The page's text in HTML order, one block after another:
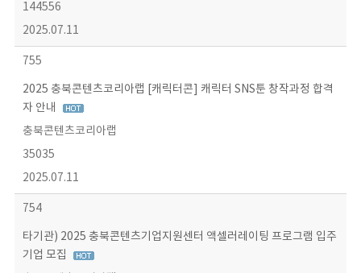
144556
2025.07.11
755
2025 충북콘텐츠코리아랩 [캐릭터콘] 캐릭터 SNS툰 창작과정 합격
자 안내
충북콘텐츠코리아랩
35035
2025.07.11
754
타기관) 2025 충북콘텐츠기업지원센터 액셀러레이팅 프로그램 입주
기업 모집